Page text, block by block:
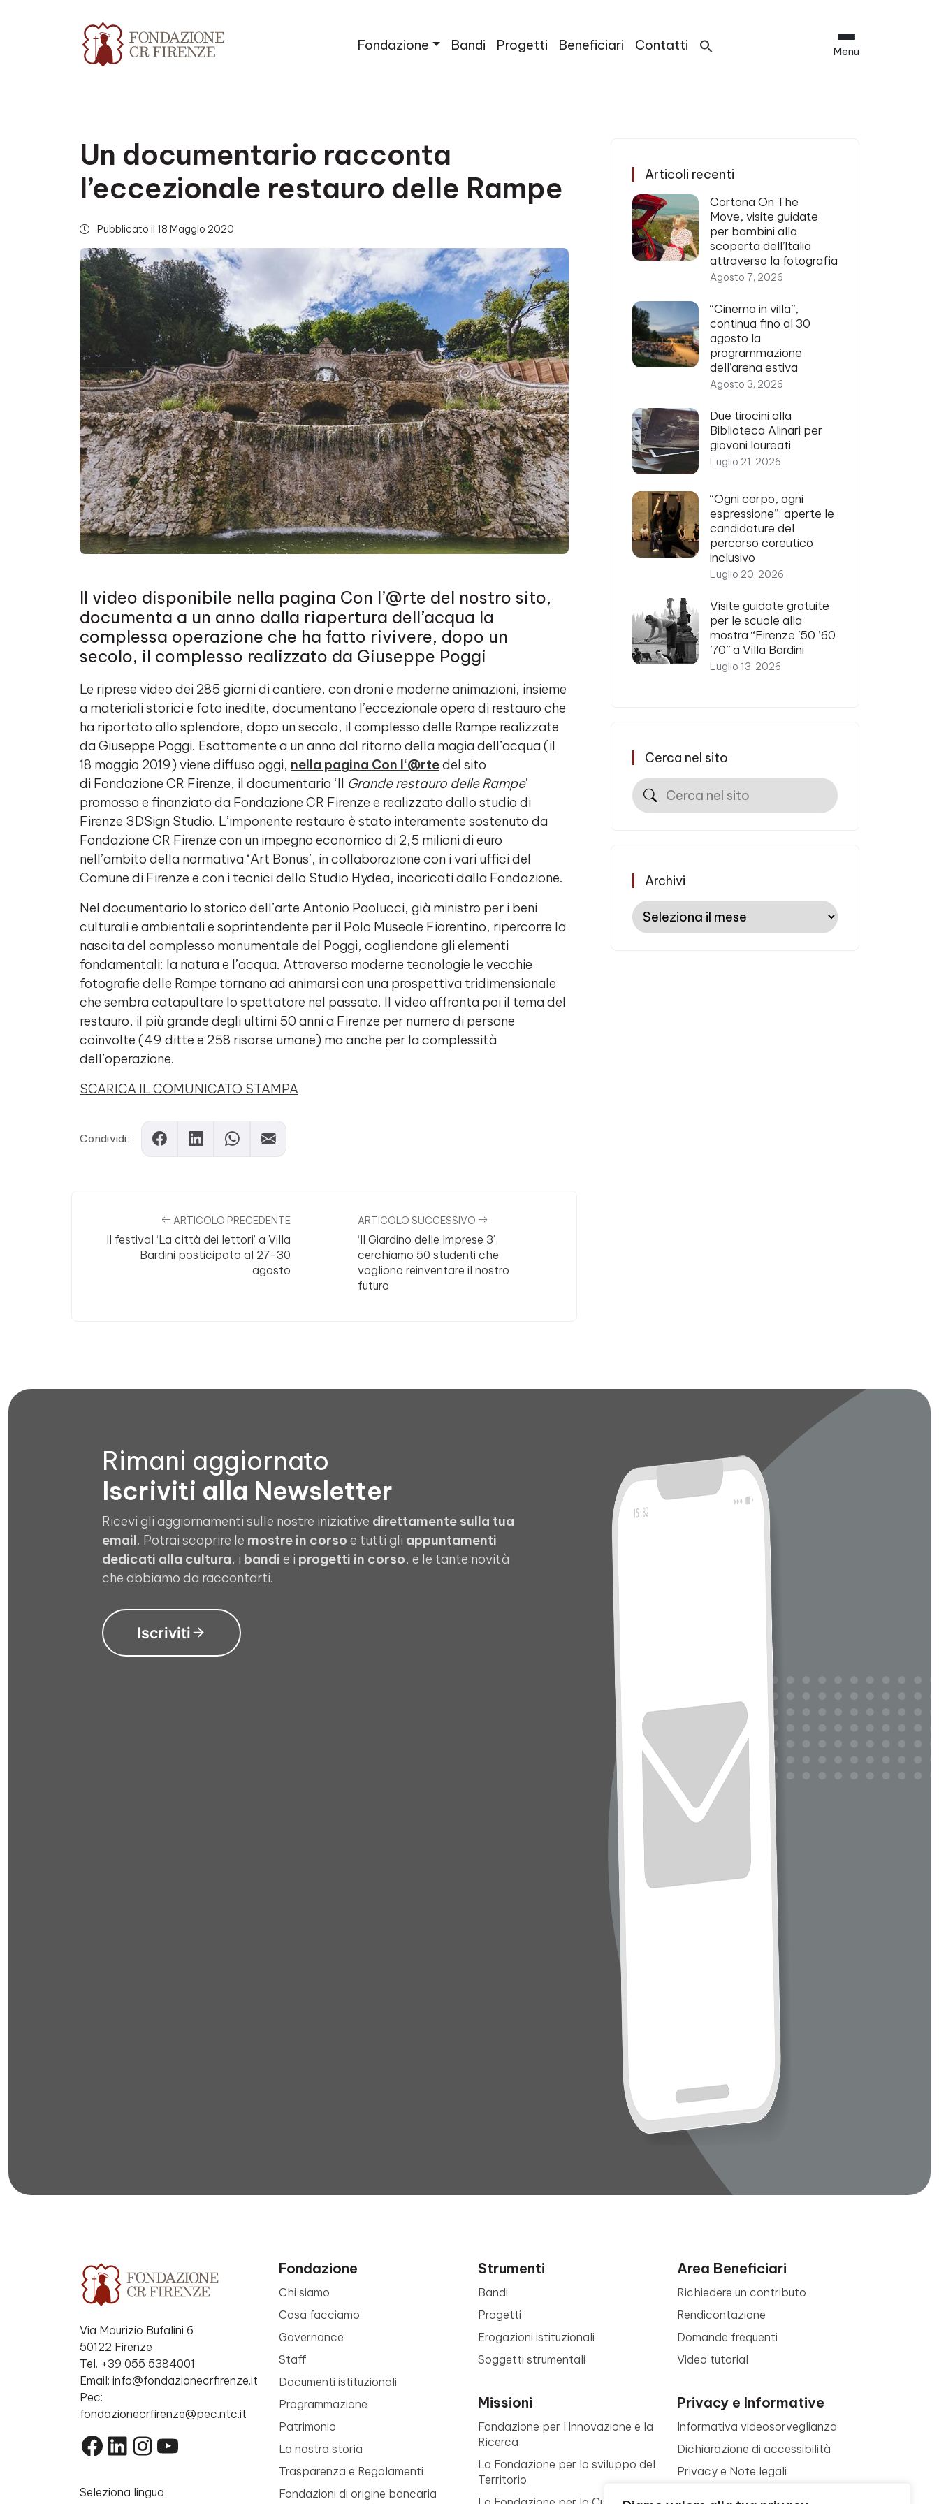
Fondazione Bandi Progetti Beneficiari Contatti Menu
Un documentario racconta
l’eccezionale restauro delle Rampe
Pubblicato il 18 Maggio 2020
Il video disponibile nella pagina Con l’@rte del nostro sito,
documenta a un anno dalla riapertura dell’acqua la
complessa operazione che ha fatto rivivere, dopo un
secolo, il complesso realizzato da Giuseppe Poggi
Le riprese video dei 285 giorni di cantiere, con droni e moderne animazioni, insieme
a materiali storici e foto inedite, documentano l’eccezionale opera di restauro che
ha riportato allo splendore, dopo un secolo, il complesso delle Rampe realizzate
da Giuseppe Poggi. Esattamente a un anno dal ritorno della magia dell’acqua (il
18 maggio 2019) viene diffuso oggi, nella pagina Con l‘@rtedel sito
di Fondazione CR Firenze, il documentario ‘Il Grande restauro delle Rampe’
promosso e finanziato da Fondazione CR Firenze e realizzato dallo studio di
Firenze 3DSign Studio. L’imponente restauro è stato interamente sostenuto da
Fondazione CR Firenze con un impegno economico di 2,5 milioni di euro
nell’ambito della normativa ‘Art Bonus’, in collaborazione con i vari uffici del
Comune di Firenze e con i tecnici dello Studio Hydea, incaricati dalla Fondazione.
Nel documentario lo storico dell’arte Antonio Paolucci, già ministro per i beni
culturali e ambientali e soprintendente per il Polo Museale Fiorentino, ripercorre la
nascita del complesso monumentale del Poggi, cogliendone gli elementi
fondamentali: la natura e l’acqua. Attraverso moderne tecnologie le vecchie
fotografie delle Rampe tornano ad animarsi con una prospettiva tridimensionale
che sembra catapultare lo spettatore nel passato. Il video affronta poi il tema del
restauro, il più grande degli ultimi 50 anni a Firenze per numero di persone
coinvolte (49 ditte e 258 risorse umane) ma anche per la complessità
dell’operazione.
SCARICA IL COMUNICATO STAMPA
Condividi:
ARTICOLO PRECEDENTE
Il festival ‘La città dei lettori’ a Villa
Bardini posticipato al 27-30
agosto
ARTICOLO SUCCESSIVO
‘Il Giardino delle Imprese 3’,
cerchiamo 50 studenti che
vogliono reinventare il nostro
futuro
Articoli recenti
Cortona On The
Move, visite guidate
per bambini alla
scoperta dell’Italia
attraverso la fotografia
Agosto 7, 2026
“Cinema in villa”,
continua fino al 30
agosto la
programmazione
dell’arena estiva
Agosto 3, 2026
Due tirocini alla
Biblioteca Alinari per
giovani laureati
Luglio 21, 2026
“Ogni corpo, ogni
espressione”: aperte le
candidature del
percorso coreutico
inclusivo
Luglio 20, 2026
Visite guidate gratuite
per le scuole alla
mostra “Firenze ’50 ’60
’70” a Villa Bardini
Luglio 13, 2026
Cerca nel sito
Cerca
Archivi
Archivi
Rimani aggiornato
Iscriviti alla Newsletter
Ricevi gli aggiornamenti sulle nostre iniziative direttamente sulla tua
email. Potrai scoprire le mostre in corso e tutti gli appuntamenti
dedicati alla cultura, i bandi e i progetti in corso, e le tante novità
che abbiamo da raccontarti.
Iscriviti
Via Maurizio Bufalini 6
50122 Firenze
Tel. +39 055 5384001
Email: info@fondazionecrfirenze.it
Pec:
fondazionecrfirenze@pec.ntc.it
Facebook
LinkedIn
Instagram
YouTube
Seleziona lingua
Fondazione
Chi siamo
Cosa facciamo
Governance
Staff
Documenti istituzionali
Programmazione
Patrimonio
La nostra storia
Trasparenza e Regolamenti
Fondazioni di origine bancaria
Strumenti
Bandi
Progetti
Erogazioni istituzionali
Soggetti strumentali
Missioni
Fondazione per l’Innovazione e la
Ricerca
La Fondazione per lo sviluppo del
Territorio
Area Beneficiari
Richiedere un contributo
Rendicontazione
Domande frequenti
Video tutorial
Privacy e Informative
Informativa videosorveglianza
Dichiarazione di accessibilità
Privacy e Note legali